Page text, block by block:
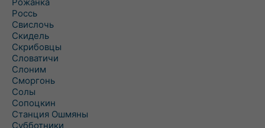
Россь
Свислочь
Скидель
Скрибовцы
Словатичи
Слоним
Сморгонь
Солы
Сопоцкин
Станция Ошмяны
Субботники